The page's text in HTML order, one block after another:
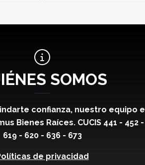
$600.000
SOMOS
confianza, nuestro equipo
Bienes Raíces. CUCIS 441 - 452 -
619 - 620 - 636 - 673
de privacidad